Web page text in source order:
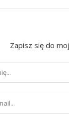
Zapisz się do